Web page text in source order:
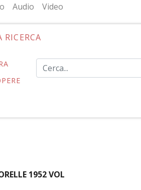
Audio Video
RICERCA
1952 VOL